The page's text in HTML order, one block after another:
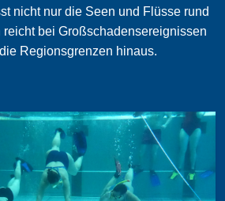
nicht nur die Seen und Flüsse rund
bei Großschadensereignissen
Regionsgrenzen hinaus.